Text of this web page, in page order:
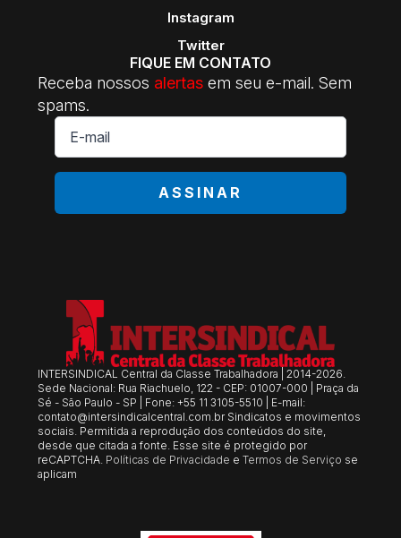
Instagram
Twitter
FIQUE EM CONTATO
Receba nossos alertas em seu e-mail. Sem
spams.
E-
mail
ASSINAR
INTERSINDICAL Central da Classe Trabalhadora | 2014-2026.
Sede Nacional: Rua Riachuelo, 122 - CEP: 01007-000 | Praça da
Sé - São Paulo - SP | Fone: +55 11 3105-5510 | E-mail:
contato@intersindicalcentral.com.br Sindicatos e movimentos
sociais. Permitida a reprodução dos conteúdos do site,
desde que citada a fonte. Esse site é protegido por
reCAPTCHA. Políticas de Privacidade eTermos de Serviço se
aplicam